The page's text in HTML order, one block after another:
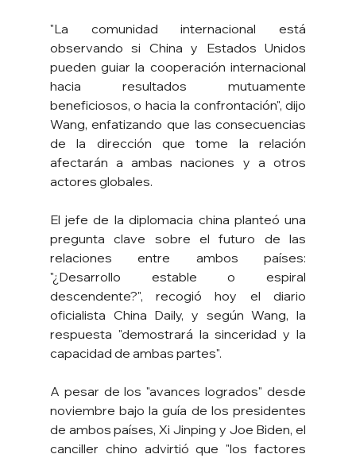
"La comunidad internacional está
observando si China y Estados Unidos
pueden guiar la cooperación internacional
hacia resultados mutuamente
beneficiosos, o hacia la confrontación", dijo
Wang, enfatizando que las consecuencias
de la dirección que tome la relación
afectarán a ambas naciones y a otros
actores globales.
El jefe de la diplomacia china planteó una
pregunta clave sobre el futuro de las
relaciones entre ambos países:
"¿Desarrollo estable o espiral
descendente?", recogió hoy el diario
oficialista China Daily, y según Wang, la
respuesta "demostrará la sinceridad y la
capacidad de ambas partes".
A pesar de los "avances logrados" desde
noviembre bajo la guía de los presidentes
de ambos países, Xi Jinping y Joe Biden, el
canciller chino advirtió que "los factores